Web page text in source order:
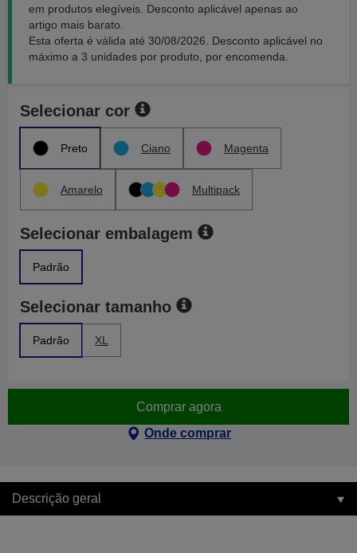
em produtos elegíveis. Desconto aplicável apenas ao
artigo mais barato.
Esta oferta é válida até 30/08/2026. Desconto aplicável no
máximo a 3 unidades por produto, por encomenda.
Selecionar cor
Preto Ciano Magenta
Amarelo Multipack
Selecionar embalagem
Padrão
Selecionar tamanho
Padrão XL
Comprar agora
Onde comprar
Descrição geral